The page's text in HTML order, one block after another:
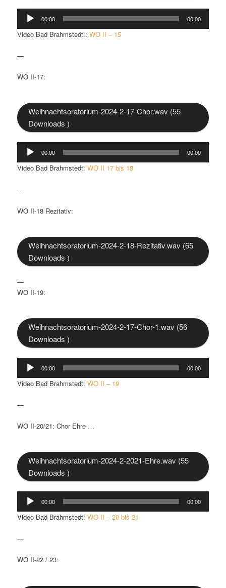
Audio-
Player
00:00 00:00
Video Bad Brahmstedt::WO II – 15
—
WO II-17:
Weihnachtsoratorium-2024-2-17-Chor.wav (55
Downloads )
Audio-
Player
00:00 00:00
Video Bad Brahmstedt:WO II 17 bis 18
—
WO II-18 Rezitativ:
Weihnachtsoratorium-2024-2-18-Rezitativ.wav (65
Downloads )
—
WO II-19:
Weihnachtsoratorium-2024-2-17-Chor-1.wav (56
Downloads )
Audio-
Player
00:00 00:00
Video Bad Brahmstedt:WO II – 19
—
WO II-20/21: Chor Ehre …
Weihnachtsoratorium-2024-2-2021-Ehre.wav (55
Downloads )
Audio-
Player
00:00 00:00
Video Bad Brahmstedt:WO II – 20 bis 21
—
WO II-22 / 23: